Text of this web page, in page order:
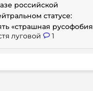
российской
статусе:
«страшная русофобия
луговой 1